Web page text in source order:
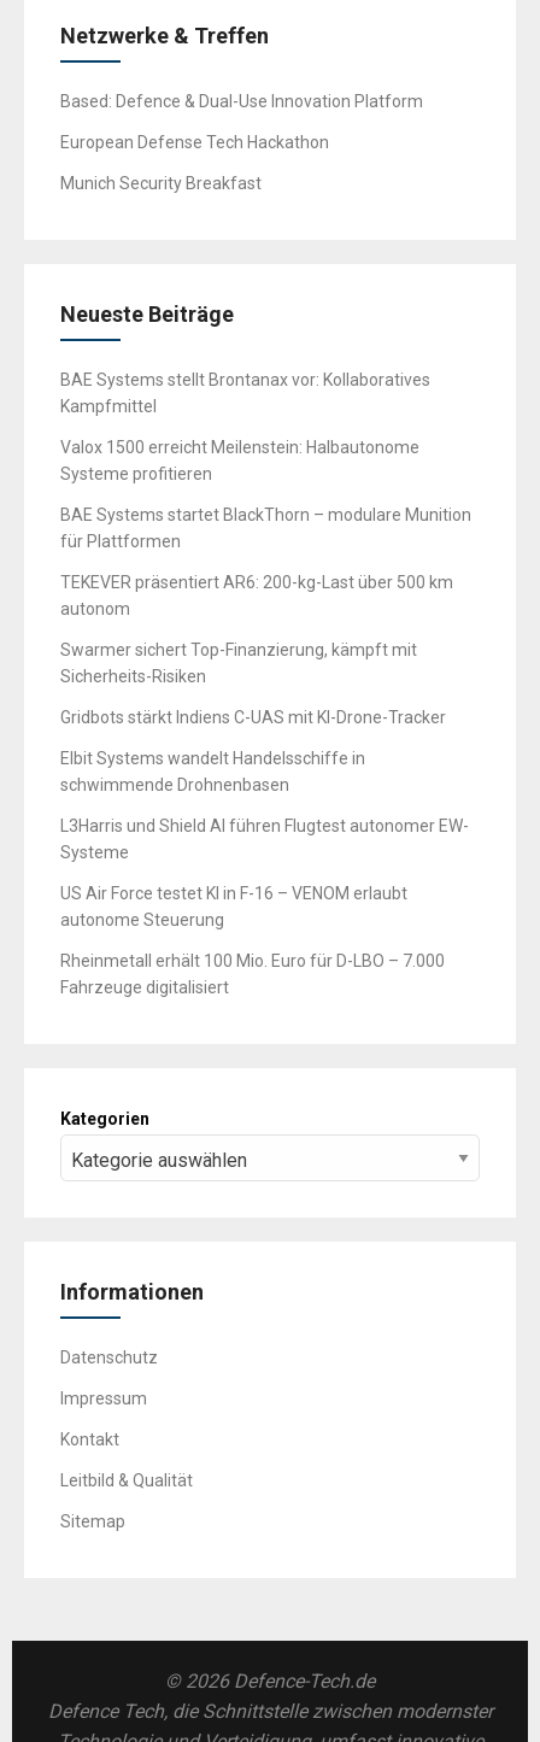
Netzwerke & Treffen
Based: Defence & Dual-Use Innovation Platform
European Defense Tech Hackathon
Munich Security Breakfast
Neueste Beiträge
BAE Systems stellt Brontanax vor: Kollaboratives
Kampfmittel
Valox 1500 erreicht Meilenstein: Halbautonome
Systeme profitieren
BAE Systems startet BlackThorn – modulare Munition
für Plattformen
TEKEVER präsentiert AR6: 200-kg-Last über 500 km
autonom
Swarmer sichert Top-Finanzierung, kämpft mit
Sicherheits-Risiken
Gridbots stärkt Indiens C-UAS mit KI-Drone-Tracker
Elbit Systems wandelt Handelsschiffe in
schwimmende Drohnenbasen
L3Harris und Shield AI führen Flugtest autonomer EW-
Systeme
US Air Force testet KI in F-16 – VENOM erlaubt
autonome Steuerung
Rheinmetall erhält 100 Mio. Euro für D-LBO – 7.000
Fahrzeuge digitalisiert
Kategorien
Informationen
Datenschutz
Impressum
Kontakt
Leitbild & Qualität
Sitemap
© 2026 Defence-Tech.de
Defence Tech, die Schnittstelle zwischen modernster